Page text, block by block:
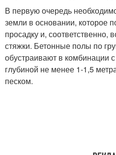
В первую очередь
земли в основании, которое
просадку и, соответственно,
стяжки. Бетонные полы по
обустраивают в комбинации
глубиной не менее 1-1,5
песком.